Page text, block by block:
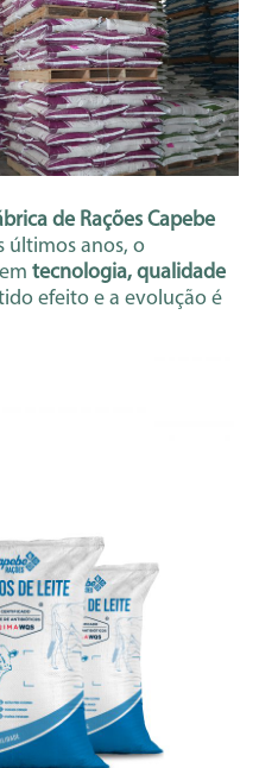
de Rações Capebe
últimos anos, o
tecnologia, qualidade
efeito e a evolução é